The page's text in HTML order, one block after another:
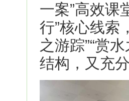
一案”高效课
行”核心线索
之游踪”“赏
结构，又充